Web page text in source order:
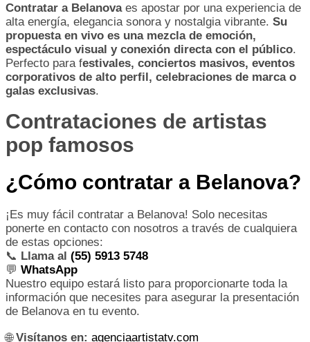
Contratar a Belanovaes apostar por una experiencia de
alta energía, elegancia sonora y nostalgia vibrante. Su
propuesta en vivo es una mezcla de emoción,
espectáculo visual y conexión directa con el público.
Perfecto para festivales, conciertos masivos, eventos
corporativos de alto perfil, celebraciones de marca o
galas exclusivas.
Contrataciones de artistas
pop famosos
¿Cómo contratar a Belanova?
¡Es muy fácil contratar a Belanova! Solo necesitas
ponerte en contacto con nosotros a través de cualquiera
de estas opciones:
📞 Llama al (55) 5913 5748
💬 WhatsApp
Nuestro equipo estará listo para proporcionarte toda la
información que necesites para asegurar la presentación
de Belanova en tu evento.
🌐Visítanos en: agenciaartistatv.com